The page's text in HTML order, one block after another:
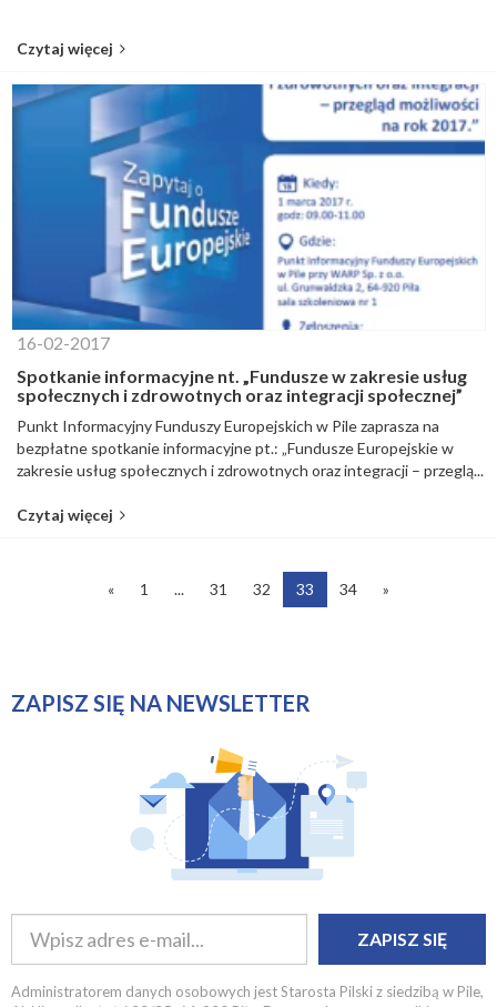
Czytaj więcej
16-02-2017
Spotkanie informacyjne nt. „Fundusze w zakresie usług
społecznych i zdrowotnych oraz integracji społecznej”
Punkt Informacyjny Funduszy Europejskich w Pile zaprasza na
bezpłatne spotkanie informacyjne pt.: „Fundusze Europejskie w
zakresie usług społecznych i zdrowotnych oraz integracji – przeglą...
Czytaj więcej
« 1 ... 31 32 33 34 »
ZAPISZ SIĘ NA NEWSLETTER
ZAPISZ SIĘ
Administratorem danych osobowych jest Starosta Pilski z siedzibą w Pile,